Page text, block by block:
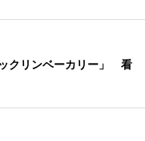
クリンベーカリー」 看